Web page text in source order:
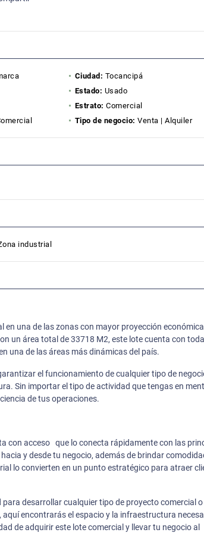
Ciudad: Tocancipá
Estado: Usado
Estrato: Comercial
Tipo de negocio: Venta | Alquiler
industrial
una de las zonas con mayor proyección
un área total de 33718 M2, este lote cuenta con
una de las áreas más dinámicas del país.
el funcionamiento de cualquier tipo de
Sin importar el tipo de actividad que tengas en
de tus operaciones.
con acceso que lo conecta rápidamente con las
y desde tu negocio, además de brindar
lo convierten en un punto estratégico para atraer
desarrollar cualquier tipo de proyecto comercial o
encontrarás el espacio y la infraestructura
de adquirir este lote comercial y llevar tu negocio al